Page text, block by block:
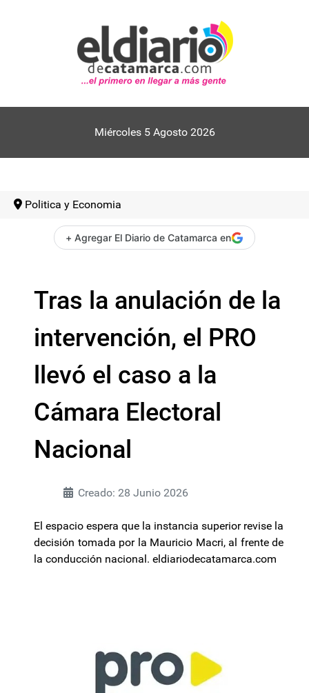
Miércoles 5 Agosto 2026
Politica y Economia
+ Agregar El Diario de Catamarca en
Tras la anulación de la
intervención, el PRO
llevó el caso a la
Cámara Electoral
Nacional
Creado: 28 Junio 2026
El espacio espera que la instancia superior revise la
decisión tomada por la Mauricio Macri, al frente de
la conducción nacional. eldiariodecatamarca.com